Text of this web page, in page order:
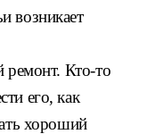
возникает
ремонт. Кто-то
его, как
хороший